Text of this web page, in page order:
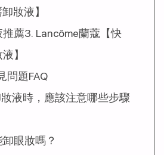
妝液】
薦3. Lancôme蘭蔻【快
】
問題FAQ
液時，應該注意哪些步驟
眼妝嗎？